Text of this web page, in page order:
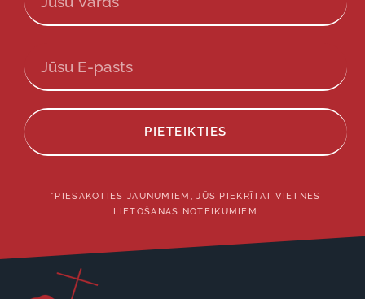
PIETEIKTIES
*PIESAKOTIES JAUNUMIEM, JŪS PIEKRĪTAT VIETNES
LIETOŠANAS NOTEIKUMIEM